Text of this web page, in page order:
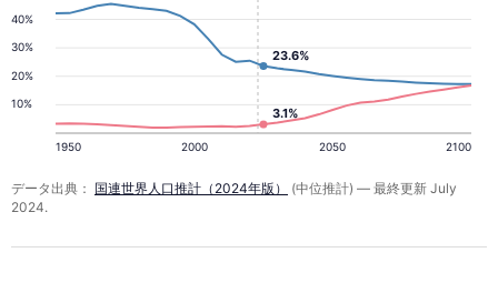
10%
20%
30%
40%
1950 2000 2050 2100
23.6%
3.1%
データ出典： 国連世界人口推計（2024年版）
(中位推計) — 最終更新 July
2024.